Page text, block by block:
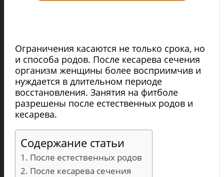
Ограничения касаются не только срока, но
и способа родов. После кесарева сечения
организм женщины более восприимчив и
нуждается в длительном периоде
восстановления. Занятия на фитболе
разрешены после естественных родов и
кесарева.
Содержание статьи
После естественных родов
После кесарева сечения